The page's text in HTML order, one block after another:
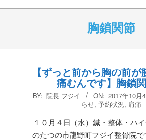
胸鎖関節
【ずっと前から胸の前が
痛むんです】胸鎖
2017-
BY: 院長 フジイ ON: 2017年10月
らせ, 予約状況, 肩痛
１０月４日（水）鍼・整体・ハ
のたつの市龍野町フジイ整骨院